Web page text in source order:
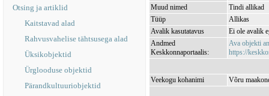
Otsing ja artiklid
Kaitstavad alad
Rahvusvahelise tähtsusega alad
Üksikobjektid
Ürglooduse objektid
Pärandkultuuriobjektid
Muud nimed
Tindi allikad
Tüüp
Allikas
Avalik kasutatavus
Ei ole avalik
Andmed
Keskkonnaportaalis:
Ava objekti
https://
Veekogu kohanimi Võru